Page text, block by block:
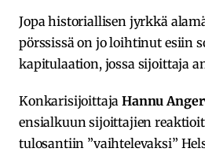
Jopa historiallisen jyrkkä
pörssissä on jo loihtinut esiin
kapitulaation, jossa sijoittaja
KonkarisijoittajaHannu
ensialkuun sijoittajien
tulosantiin ”vaihtelevaksi”